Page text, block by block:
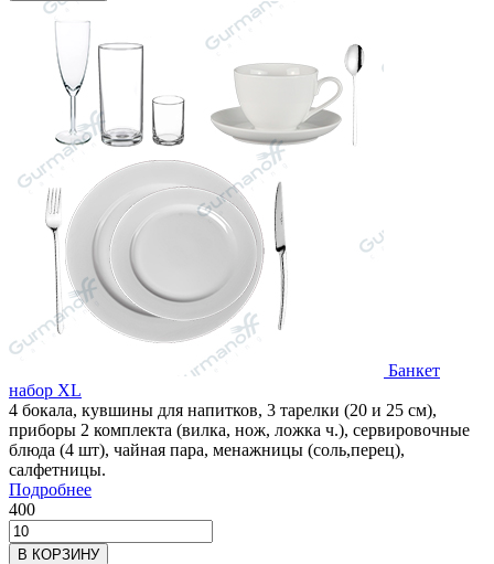
Банкет
набор XL
4 бокала, кувшины для напитков, 3 тарелки (20 и 25 см),
приборы 2 комплекта (вилка, нож, ложка ч.), сервировочные
блюда (4 шт), чайная пара, менажницы (соль,перец),
салфетницы.
Подробнее
400
В КОРЗИНУ